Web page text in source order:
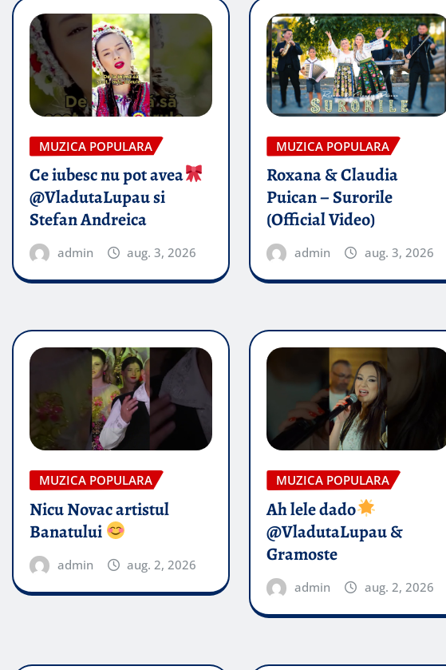
MUZICA POPULARA
Ce iubesc nu pot avea
@VladutaLupau si
Stefan Andreica
admin aug. 3, 2026
MUZICA POPULARA
Roxana & Claudia
Puican – Surorile
(Official Video)
admin aug. 3, 2026
MUZICA POPULARA
Nicu Novac artistul
Banatului
admin aug. 2, 2026
MUZICA POPULARA
Ah lele dado​
@VladutaLupau &
Gramoste
admin aug. 2, 2026